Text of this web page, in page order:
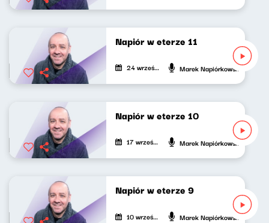
Napiór w eterze 11
24 września 2020 Marek Napiórkowski
Napiór w eterze 10
17 września 2020 Marek Napiórkowski
Napiór w eterze 9
10 września 2020 Marek Napiórkowski